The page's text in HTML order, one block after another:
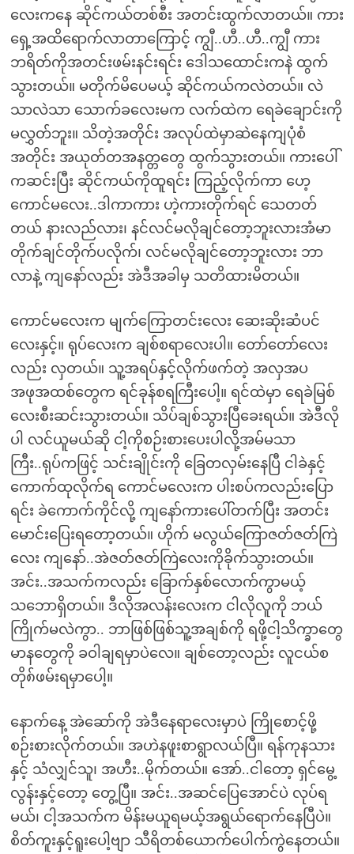
လေးကနေ ဆိုင်ကယ်တစ်စီး အတင်းထွက်လာတယ်။ ကား
ရှေ့အထိရောက်လာတာကြောင့် ကျွီ..ဟီ..ဟီ..ကျွီ ကား
ဘရိတ်ကိုအတင်းဖမ်းနင်းရင်း ဒေါသထောင်းကနဲ ထွက်
သွားတယ်။ မတိုက်မိပေမယ့် ဆိုင်ကယ်ကလဲတယ်။ လဲ
သာလဲသာ သောက်ခလေးမက လက်ထဲက ရေခဲချောင်းကို
မလွှတ်ဘူး။ သိတဲ့အတိုင်း အလုပ်ထဲမှာဆဲနေကျပုံစံ
အတိုင်း အယုတ်တအနတ္တတွေ ထွက်သွားတယ်။ ကားပေါ်
ကဆင်းပြီး ဆိုင်ကယ်ကိုထူရင်း ကြည့်လိုက်ကာ ဟေ့
ကောင်မလေး..ဒါကာကား ဟဲ့ကားတိုက်ရင် သေတတ်
တယ် နားလည်လား၊ နင်လင်မလိုချင်တော့ဘူးလားအံမာ
တိုက်ချင်တိုက်ပလိုက်၊ လင်မလိုချင်တော့ဘူးလား ဘာ
လာနဲ့ ကျနော်လည်း အဲဒီအခါမှ သတိထားမိတယ်။
ကောင်မလေးက မျက်ကြောတင်းလေး ဆေးဆိုးဆံပင်
လေးနှင့်။ ရုပ်လေးက ချစ်စရာလေးပါ။ တော်တော်လေး
လည်း လှတယ်။ သူ့အရပ်နှင့်လိုက်ဖက်တဲ့ အလှအပ
အဖုအထစ်တွေက ရင်ခုန်စရကြီးပေါ့။ ရင်ထဲမှာ ရေခဲမြစ်
လေးစီးဆင်းသွားတယ်။ သိပ်ချစ်သွားပြီခေးရယ်။ အဲဒီလို
ပါ လင်ယူမယ်ဆို ငါ့ကိုစဉ်းစားပေးပါလို့အမ်မသာ
ကြီး..ရုပ်ကဖြင့် သင်းချိုင်းကို ခြေတလှမ်းနေပြီ ငါခဲနှင့်
ကောက်ထုလိုက်ရ ကောင်မလေးက ပါးစပ်ကလည်းပြော
ရင်း ခဲကောက်ကိုင်လို့ ကျနော်ကားပေါ်တက်ပြီး အတင်း
မောင်းပြေးရတော့တယ်။ ဟိုက် မလွယ်ကြောဇတ်ဇတ်ကြဲ
လေး ကျနော်..အဲဇတ်ဇတ်ကြဲလေးကိုခိုက်သွားတယ်။
အင်း..အသက်ကလည်း ခြောက်နှစ်လောက်ကွာမယ့်
သဘောရှိတယ်။ ဒီလိုအလန်းလေးက ငါလိုလူကို ဘယ်
ကြိုက်မလဲကွာ.. ဘာဖြစ်ဖြစ်သူ့အချစ်ကို ရဖို့ငါ့သိက္ခာတွေ
မာနတွေကို ခဝါချရမှာပဲလေ။ ချစ်တော့လည်း လူငယ်စ
တို၈်ဖမ်းရမှာပေါ့။
နောက်နေ့ အဲဆော်ကို အဲဒီနေရာလေးမှာပဲ ကြိုစောင့်ဖို့
စဉ်းစားလိုက်တယ်။ အဟဲနဖူးစာရွာလယ်ပြီ။ ရန်ကုနသား
နှင့် သံလျှင်သူ၊ အဟီး..မိုက်တယ်။ အော်..ငါတော့ ရှင်မွေ့
လွန်းနှင့်တော့ တွေ့ပြီ။ အင်း..အဆင်ပြေအောင်ပဲ လုပ်ရ
မယ်၊ ငါ့အသက်က မိန်းမယူရမယ့်အရွယ်ရောက်နေပြီပဲ။
စိတ်ကူးနှင့်ရူးပေါ့ဗျာ သီရိတစ်ယောက်ပေါက်ကွဲနေတယ်။